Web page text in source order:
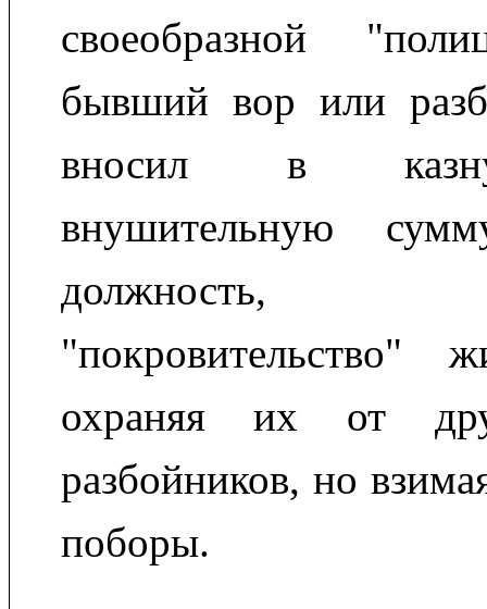
своеобразной
бывший вор или
вносил в
внушительную
должность,
"покровительство"
охраняя их от
разбойников, но
поборы.